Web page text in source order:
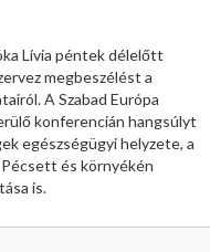
Lívia péntek délelőtt
megbeszélést a
A Szabad Európa
konferencián hangsúlyt
egészségügyi helyzete, a
és környékén
is.